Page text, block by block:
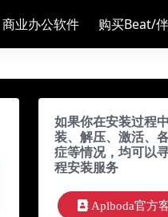
商业办公软件 购买Beat/
如果你在安装过程
装、解压、激活、
症等情况，均可以
程安装服务
Aplboda官方